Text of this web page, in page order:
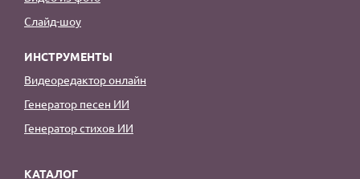
Слайд-шоу
ИНСТРУМЕНТЫ
Видеоредактор онлайн
Генератор песен ИИ
Генератор стихов ИИ
КАТАЛОГ